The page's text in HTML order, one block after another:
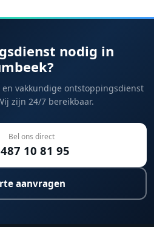
nodig in
en vakkundige ontstoppingsdienst
zijn 24/7 bereikbaar.
Bel ons direct
10 81 95
aanvragen